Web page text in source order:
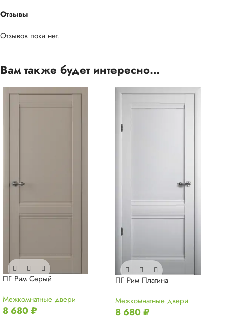
Отзывы
Отзывов пока нет.
Вам также будет интересно…
ПГ Рим Серый
Межкомнатные двери
8 680₽
ПГ Рим Платина
Межкомнатные двери
8 680₽